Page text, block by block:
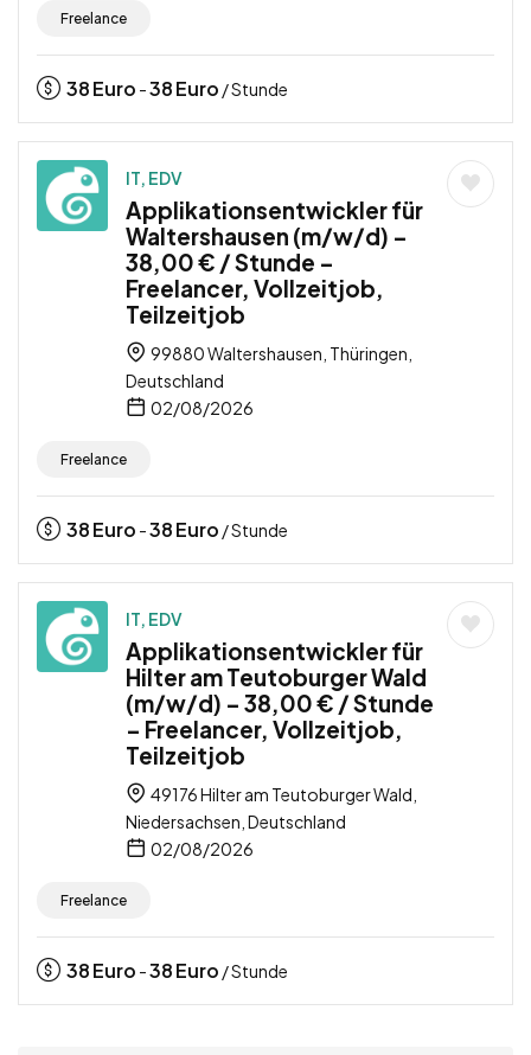
Freelance
38Euro -38Euro / Stunde
IT, EDV
Applikationsentwickler für
Waltershausen (m/w/d) –
38,00 € / Stunde –
Freelancer, Vollzeitjob,
Teilzeitjob
99880 Waltershausen, Thüringen,
Deutschland
02/08/2026
Freelance
38Euro -38Euro / Stunde
IT, EDV
Applikationsentwickler für
Hilter am Teutoburger Wald
(m/w/d) – 38,00 € / Stunde
– Freelancer, Vollzeitjob,
Teilzeitjob
49176 Hilter am Teutoburger Wald,
Niedersachsen, Deutschland
02/08/2026
Freelance
38Euro -38Euro / Stunde